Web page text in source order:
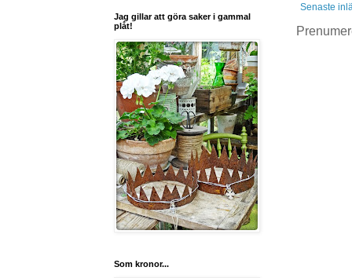
Senaste
Jag gillar att göra saker i gammal
plåt!
Som kronor...